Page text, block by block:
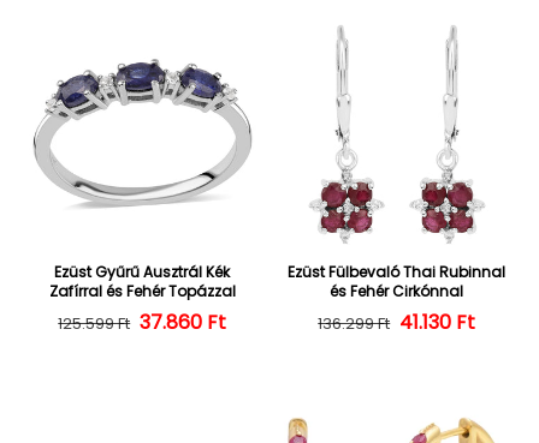
Ezüst Gyűrű Ausztrál Kék
Zafírral és Fehér Topázzal
Normál ár
125.599 Ft Kedvezményes ár
37.860 Ft
Ezüst Fülbevaló Thai Rubinnal
és Fehér Cirkónnal
Normál ár
136.299 Ft 41.130 Ft